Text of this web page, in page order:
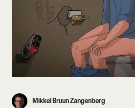
Mikkel Bruun Zangenberg